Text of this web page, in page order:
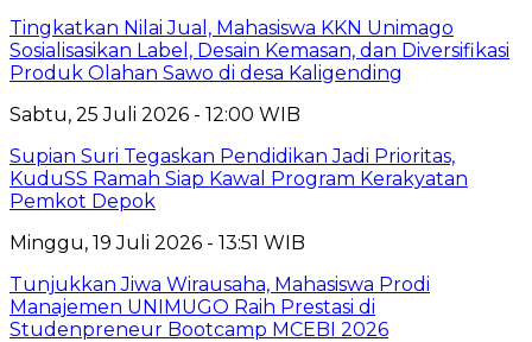
Tingkatkan Nilai Jual, Mahasiswa KKN Unimago
Sosialisasikan Label, Desain Kemasan, dan Diversifikasi
Produk Olahan Sawo di desa Kaligending
Sabtu, 25 Juli 2026 - 12:00 WIB
Supian Suri Tegaskan Pendidikan Jadi Prioritas,
KuduSS Ramah Siap Kawal Program Kerakyatan
Pemkot Depok
Minggu, 19 Juli 2026 - 13:51 WIB
Tunjukkan Jiwa Wirausaha, Mahasiswa Prodi
Manajemen UNIMUGO Raih Prestasi di
Studenpreneur Bootcamp MCEBI 2026